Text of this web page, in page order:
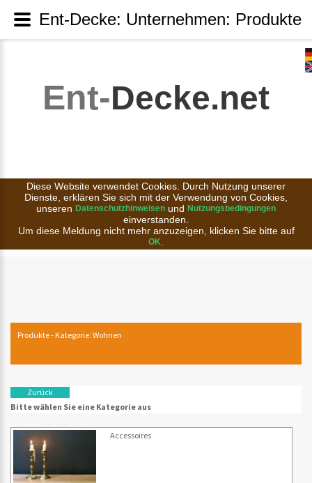
Ent-Decke.net
Diese Website verwendet Cookies. Durch Nutzung unserer
Dienste, erklären Sie sich mit der Verwendung von Cookies,
unseren Datenschutzhinweisen und Nutzungsbedingungen
einverstanden.
Um diese Meldung nicht mehr anzuzeigen, klicken Sie bitte auf
OK
Produkte - Kategorie: Wohnen
Zurück
Bitte wählen Sie eine Kategorie aus
Accessoires
Ent-Decke: Unternehmen: Produkte